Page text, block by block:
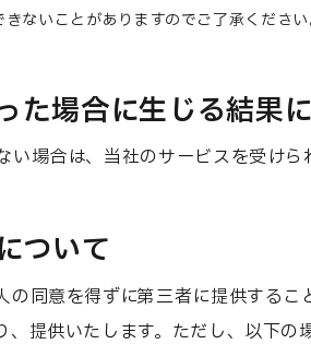
お問い合わせ
個人情報保護方針 コ
ないことがありますのでご了承ください
た場合に生じる結果
場合は、当社のサービスを受けら
ついて
の同意を得ずに第三者に提供する
提供いたします。ただし、以下